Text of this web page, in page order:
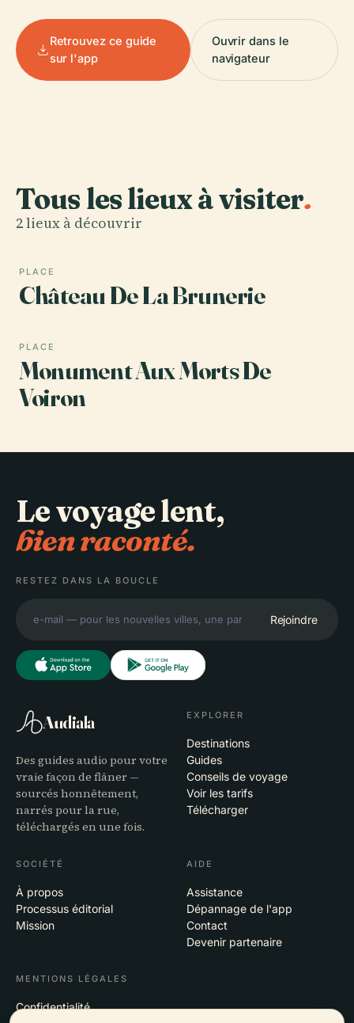
Retrouvez ce guide
sur l'app
Ouvrir dans le
navigateur
Tous les lieux à visiter.
2 lieux à découvrir
PLACE
Château De La Brunerie
PLACE
Monument Aux Morts De
Voiron
Le voyage lent,
bien raconté.
RESTEZ DANS LA BOUCLE
Rejoindre
Audiala
Des guides audio pour votre
vraie façon de flâner —
sourcés honnêtement,
narrés pour la rue,
téléchargés en une fois.
EXPLORER
Destinations
Guides
Conseils de voyage
Voir les tarifs
Télécharger
SOCIÉTÉ
À propos
Processus éditorial
Mission
AIDE
Assistance
Dépannage de l'app
Contact
Devenir partenaire
MENTIONS LÉGALES
Confidentialité